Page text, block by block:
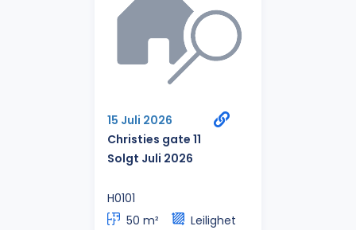
15 Juli 2026
Christies gate 11
Solgt Juli 2026
H0101
50 m²
Leilighet